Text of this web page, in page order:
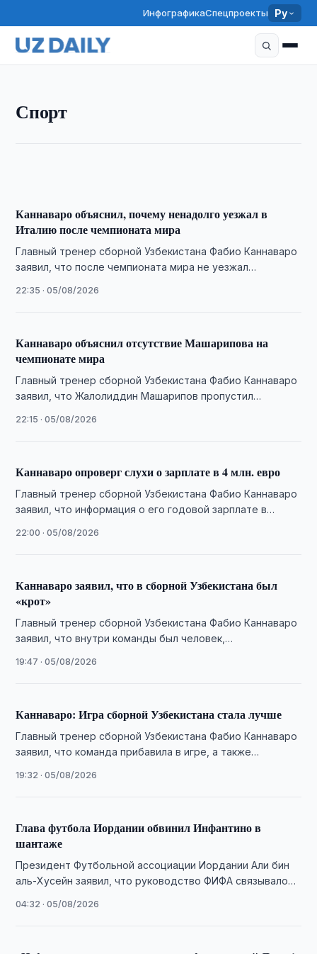
ИнфографикаСпецпроекты Ру
Спорт
Жавохир Синдаров стал вторым в рапиде на
турнире в Сент-Луисе
Каннаваро объяснил, почему ненадолго уезжал в
Италию после чемпионата мира
Главный тренер сборной Узбекистана Фабио Каннаваро
заявил, что после чемпионата мира не уезжал
22:35 · 05/08/2026
Каннаваро объяснил отсутствие Машарипова на
чемпионате мира
Главный тренер сборной Узбекистана Фабио Каннаваро
заявил, что Жалолиддин Машарипов пропустил
объяснил …
22:15 · 05/08/2026
Каннаваро опроверг слухи о зарплате в 4 млн. евро
Главный тренер сборной Узбекистана Фабио Каннаваро
заявил, что информация о его годовой зарплате в
22:00 · 05/08/2026
Каннаваро заявил, что в сборной Узбекистана был
«крот»
Главный тренер сборной Узбекистана Фабио Каннаваро
заявил, что внутри команды был человек,
работе тренерского штаба.
19:47 · 05/08/2026
Каннаваро: Игра сборной Узбекистана стала лучше
Главный тренер сборной Узбекистана Фабио Каннаваро
заявил, что команда прибавила в игре, а также
19:32 · 05/08/2026
Глава футбола Иордании обвинил Инфантино в
шантаже
Президент Футбольной ассоциации Иордании Али бин
аль-Хусейн заявил, что руководство ФИФА связывало
Джанни Инфантино.
04:32 · 05/08/2026